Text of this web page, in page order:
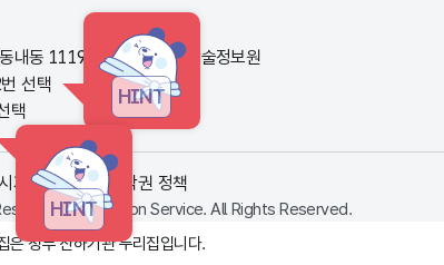
내동 1119번지) 한국교육학술정보원
선택
HINT
택
HINT
자료 다운로드저작권 정책
Information Service. All Rights Reserved.
은 정부 산하기관 누리집입니다.